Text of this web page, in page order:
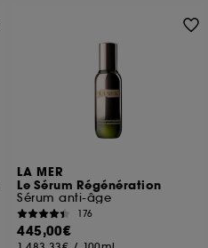
LA MER
Le Sérum Régénération
Sérum anti-âge
176
445,00€